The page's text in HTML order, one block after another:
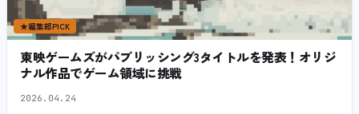
★編集部PICK
東映ゲームズがパブリッシング3タイトルを発表！オリジ
ナル作品でゲーム領域に挑戦
2026.04.24